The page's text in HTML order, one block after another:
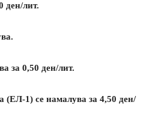
ден/лит.
за 0,50 ден/лит.
(ЕЛ-1) се намалува за 4,50 ден/